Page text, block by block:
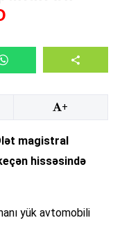
+
magistral
hissəsində
yük avtomobili